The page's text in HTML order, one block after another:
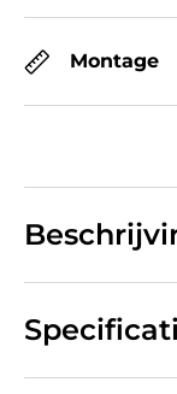
Montage